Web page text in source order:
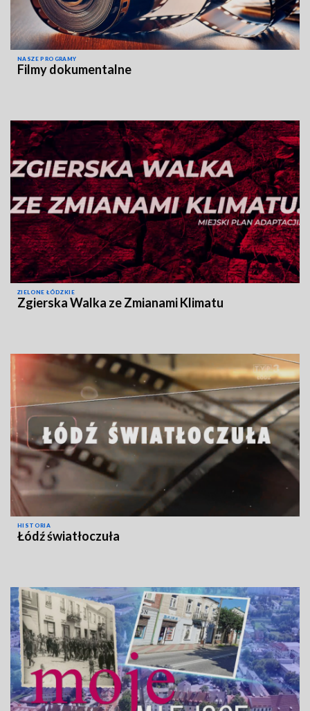
NASZE PROGRAMY
Filmy dokumentalne
ZIELONE ŁÓDZKIE
Zgierska Walka ze Zmianami Klimatu
HISTORIA
Łódź światłoczuła